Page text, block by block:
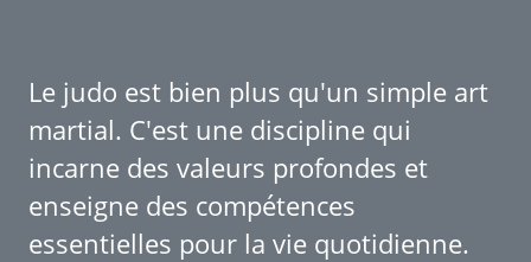
Le judo est bien plus qu'un simple art
martial. C'est une discipline qui
incarne des valeurs profondes et
enseigne des compétences
essentielles pour la vie quotidienne.